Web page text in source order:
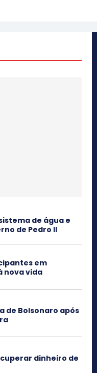
de água e
de Pedro II
em
nova vida
de Bolsonaro após
dinheiro de